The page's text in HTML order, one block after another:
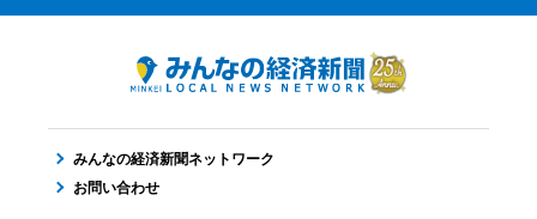
みんなの経済新聞ネットワーク
お問い合わせ